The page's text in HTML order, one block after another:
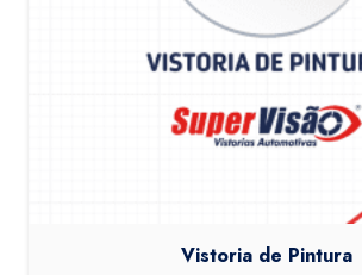
Vistoria de Pintura